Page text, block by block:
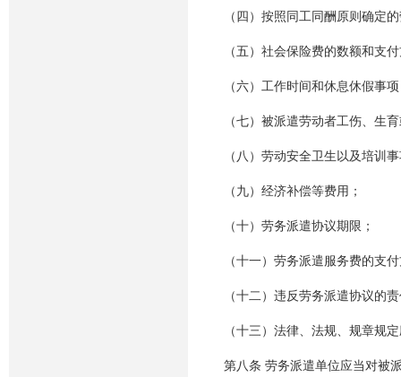
（四）按照同工同酬原则确定
（五）社会保险费的数额和支
（六）工作时间和休息休假事
（七）被派遣劳动者工伤、生
（八）劳动安全卫生以及培训
（九）经济补偿等费用；
（十）劳务派遣协议期限；
（十一）劳务派遣服务费的支
（十二）违反劳务派遣协议的
（十三）法律、法规、规章规
第八条 劳务派遣单位应当对被